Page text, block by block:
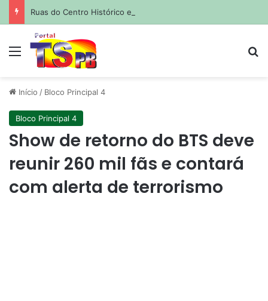
Menu
Início / Bloco Principal 4
Bloco Principal 4
Show de retorno do BTS deve
reunir 260 mil fãs e contará
com alerta de terrorismo